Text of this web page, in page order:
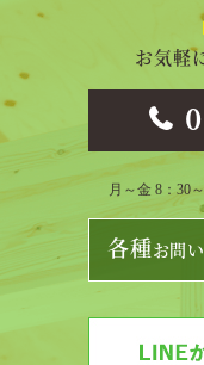
お気軽
月～金 8：30
各種お問